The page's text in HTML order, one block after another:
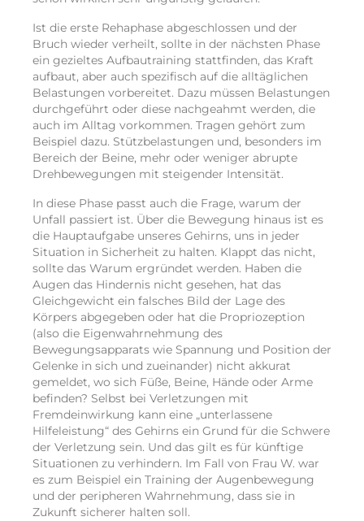
Ist die erste Rehaphase abgeschlossen und der
Bruch wieder verheilt, sollte in der nächsten Phase
ein gezieltes Aufbautraining stattfinden, das Kraft
aufbaut, aber auch spezifisch auf die alltäglichen
Belastungen vorbereitet. Dazu müssen Belastungen
durchgeführt oder diese nachgeahmt werden, die
auch im Alltag vorkommen. Tragen gehört zum
Beispiel dazu. Stützbelastungen und, besonders im
Bereich der Beine, mehr oder weniger abrupte
Drehbewegungen mit steigender Intensität.
In diese Phase passt auch die Frage, warum der
Unfall passiert ist. Über die Bewegung hinaus ist es
die Hauptaufgabe unseres Gehirns, uns in jeder
Situation in Sicherheit zu halten. Klappt das nicht,
sollte das Warum ergründet werden. Haben die
Augen das Hindernis nicht gesehen, hat das
Gleichgewicht ein falsches Bild der Lage des
Körpers abgegeben oder hat die Propriozeption
(also die Eigenwahrnehmung des
Bewegungsapparats wie Spannung und Position der
Gelenke in sich und zueinander) nicht akkurat
gemeldet, wo sich Füße, Beine, Hände oder Arme
befinden? Selbst bei Verletzungen mit
Fremdeinwirkung kann eine „unterlassene
Hilfeleistung“ des Gehirns ein Grund für die Schwere
der Verletzung sein. Und das gilt es für künftige
Situationen zu verhindern. Im Fall von Frau W. war
es zum Beispiel ein Training der Augenbewegung
und der peripheren Wahrnehmung, dass sie in
Zukunft sicherer halten soll.